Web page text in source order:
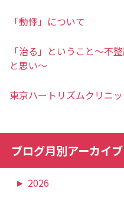
「動悸」について
「治る」ということ～不
と思い～
東京ハートリズムクリニ
ブログ月別アーカイブ
► 2026